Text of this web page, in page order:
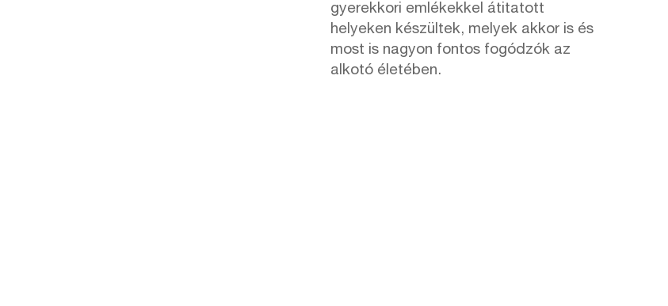
gyerekkori emlékekkel átitatott
helyeken készültek, melyek akkor is és
most is nagyon fontos fogódzók az
alkotó életében.